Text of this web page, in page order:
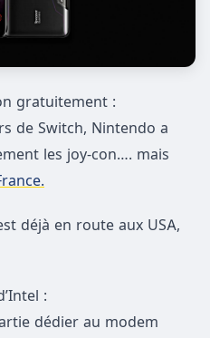
gratuitement :
de Switch, Nintendo a
les joy-con…. mais
déjà en route aux USA,
:
dédier au modem